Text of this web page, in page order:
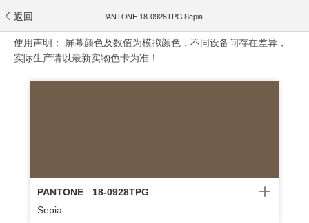
返回 PANTONE 18-0928TPG Sepia
使用声明： 屏幕颜色及数值为模拟颜色，不同设备间存在差异，
实际生产请以最新实物色卡为准！
PANTONE
18-0928TPG
Sepia